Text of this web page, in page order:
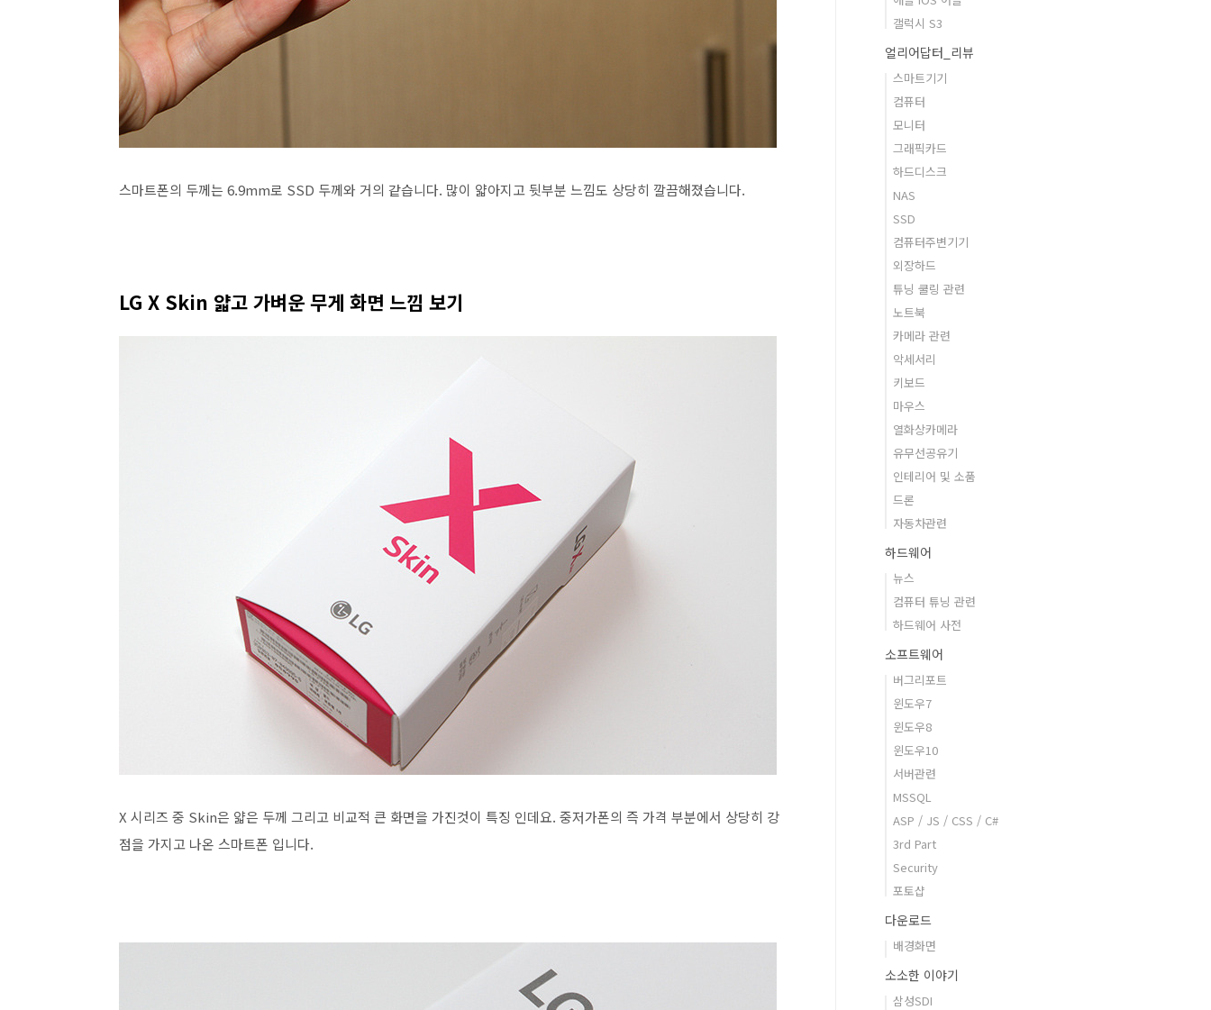
스마트폰의 두께는 6.9mm로 SSD 두께와 거의 같습니다. 많이 얇아지고 뒷부분 느낌도 상당히 깔끔해졌습니다.
LG X Skin 얇고 가벼운 무게 화면 느낌 보기
X 시리즈 중 Skin은 얇은 두께 그리고 비교적 큰 화면을 가진것이 특징 인데요. 중저가폰의 즉 가격 부분에서 상당히 강
점을 가지고 나온 스마트폰 입니다.
갤럭시 S3
얼리어답터_리뷰
스마트기기
컴퓨터
모니터
그래픽카드
하드디스크
NAS
SSD
컴퓨터주변기기
외장하드
튜닝 쿨링 관련
노트북
카메라 관련
악세서리
키보드
마우스
열화상카메라
유무선공유기
인테리어 및 소품
드론
자동차관련
하드웨어
뉴스
컴퓨터 튜닝 관련
하드웨어 사전
소프트웨어
버그리포트
윈도우7
윈도우8
윈도우10
서버관련
MSSQL
ASP / JS / CSS / C#
3rd Part
Security
포토샵
다운로드
배경화면
소소한 이야기
삼성SDI